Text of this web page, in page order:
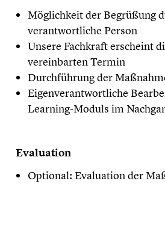
Möglichkeit der Begrüßung
verantwortliche Person
Unsere Fachkraft erscheint
vereinbarten Termin
Durchführung der
Eigenverantwortliche
Learning-Moduls im
Evaluation
Optional: Evaluation der